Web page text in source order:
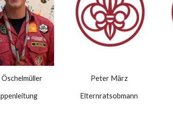
Öschelmüller Peter März
Elternratsobmann